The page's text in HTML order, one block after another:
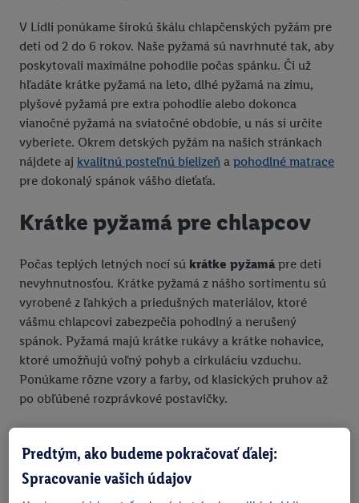
V Lidli ponúkame širokú škálu chlapčenských pyžám pre
deti od 2 do 6 rokov. Naše pyžamá sú navrhnuté tak, aby
poskytovali maximálne pohodlie počas spánku. Či už
hľadáte krátke pyžamá na leto, dlhé pyžamá na zimu,
plyšové pyžamá pre extra pohodlie alebo dokonca
vianočné pyžamá na sviatočné obdobie, u nás si určite
vyberiete. Okrem detských pyžám na našich stránkach
nájdete aj kvalitnú posteľnú bielizeň a pohodlné matrace
pre dokonalý spánok vášho dieťaťa.
Krátke pyžamá pre chlapcov
Počas teplých letných nocí sú krátke pyžamá pre deti
nevyhnutnosťou. Krátke pyžamá z nášho sortimentu sú
vyrobené z ľahkých a priedušných materiálov, ktoré
vášmu chlapcovi zabezpečia pohodlný a nerušený
spánok. Pyžamá majú krátke rukávy a krátke nohavice,
ktoré umožňujú voľný pohyb a cirkuláciu vzduchu.
Ponúkame rôzne vzory a farby, od klasických pruhov až
po obľúbené rozprávkové postavičky.
Dlhé pyžamá na chladnejšie
dni
Predtým, ako budeme pokračovať ďalej:
Spracovanie vašich údajov